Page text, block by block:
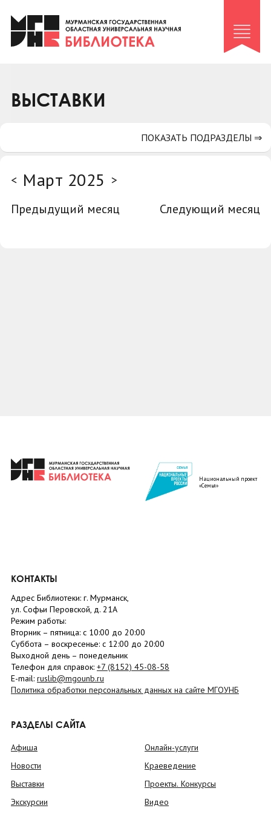
Клуб «Гиря и сельдерей»
Клуб «Семейный архив»
Коллегам
ВЫСТАВКИ
< Март 2025 >
Предыдущий месяц
Следующий месяц
ПОКАЗАТЬ ПОДРАЗДЕЛЫ ⇒
Национальный проект
«Семья»
КОНТАКТЫ
Адрес Библиотеки: г. Мурманск,
ул. Софьи Перовской, д. 21А
Режим работы:
Вторник – пятница: с 10:00 до 20:00
Суббота – воскресенье: c 12:00 до 20:00
Выходной день – понедельник
Телефон для справок: +7 (8152) 45-08-58
E-mail: ruslib@mgounb.ru
Политика обработки персональных данных на сайте МГОУНБ
РАЗДЕЛЫ САЙТА
Афиша
Новости
Выставки
Экскурсии
Онлайн-услуги
Краеведение
Проекты. Конкурсы
Видео